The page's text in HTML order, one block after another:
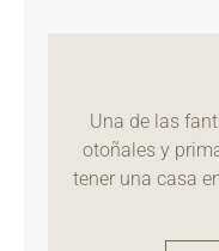
Una de las
otoñales y
tener una casa